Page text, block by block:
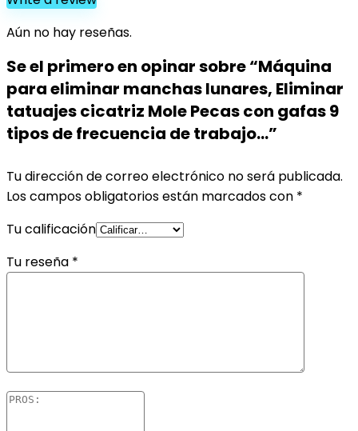
Aún no hay reseñas.
Se el primero en opinar sobre “Máquina
para eliminar manchas lunares, Eliminar
tatuajes cicatriz Mole Pecas con gafas 9
tipos de frecuencia de trabajo…”
Tu dirección de correo electrónico no será publicada.
Los campos obligatorios están marcados con *
Tu calificación
Tu reseña *